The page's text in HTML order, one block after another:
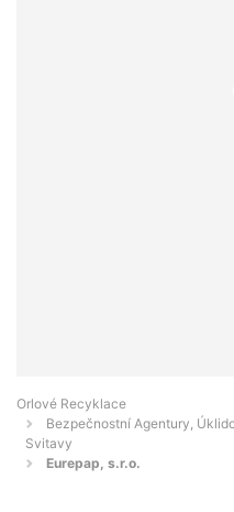
Orlové Recyklace
Bezpečnostní Agentury,
Svitavy
Eurepap, s.r.o.